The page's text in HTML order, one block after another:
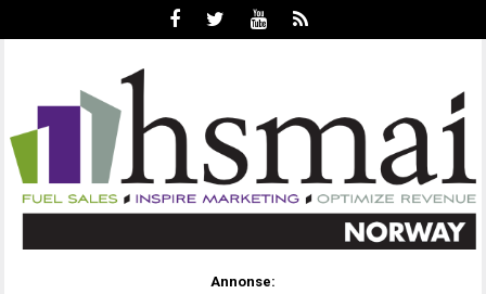
Annonse: